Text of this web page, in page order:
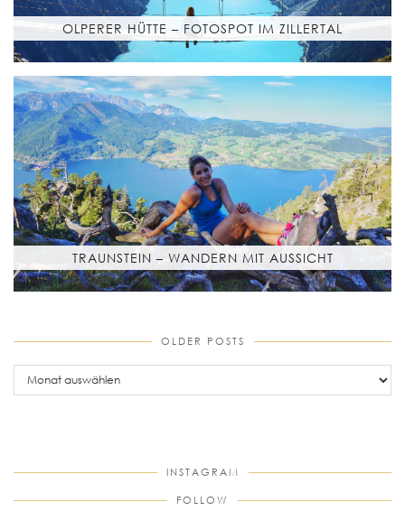
OLPERER HÜTTE – FOTOSPOT IM ZILLERTAL
TRAUNSTEIN – WANDERN MIT AUSSICHT
OLDER POSTS
older
posts
INSTAGRAM
FOLLOW